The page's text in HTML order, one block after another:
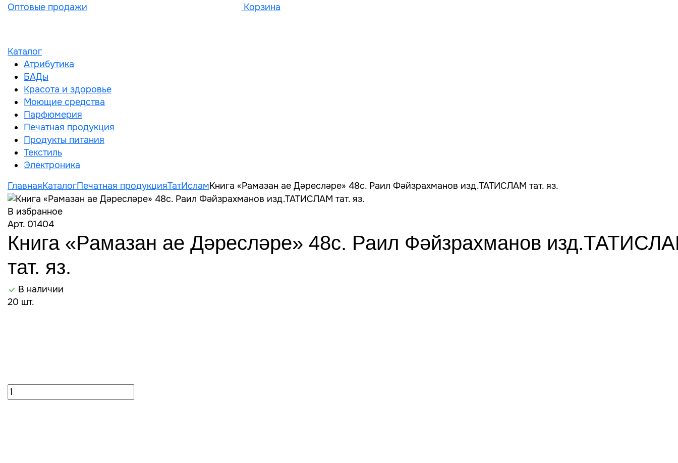
Оптовые продажи Корзина
Каталог
Атрибутика
БАДы
Красота и здоровье
Моющие средства
Парфюмерия
Печатная продукция
Продукты питания
Текстиль
Электроника
ГлавнаяКаталогПечатная продукцияТатИсламКнига «Рамазан ае Дәресләре» 48с. Раил Фәйзрахманов изд.ТАТИСЛАМ тат. яз.
В избранное
Арт. 01404
Книга «Рамазан ае Дәресләре» 48с. Раил Фәйзрахманов
тат. яз.
В наличии
20 шт.